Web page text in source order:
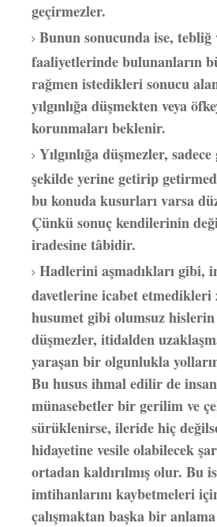
geçirmezler.
Bunun sonucunda ise, tebliğ
faaliyetlerinde bulunanların
rağmen istedikleri sonucu
yılgınlığa düşmekten veya
korunmaları beklenir.
Yılgınlığa düşmezler,
şekilde yerine getirip
bu konuda kusurları varsa
Çünkü sonuç kendilerinin
iradesine tâbidir.
Hadlerini aşmadıkları gibi,
davetlerine icabet etmedikleri
husumet gibi olumsuz hislerin
düşmezler, itidalden
yaraşan bir olgunlukla
Bu husus ihmal edilir de
münasebetler bir gerilim ve
sürüklenirse, ileride hiç
hidayetine vesile olabilecek
ortadan kaldırılmış olur. Bu
imtihanlarını kaybetmeleri
çalışmaktan başka bir